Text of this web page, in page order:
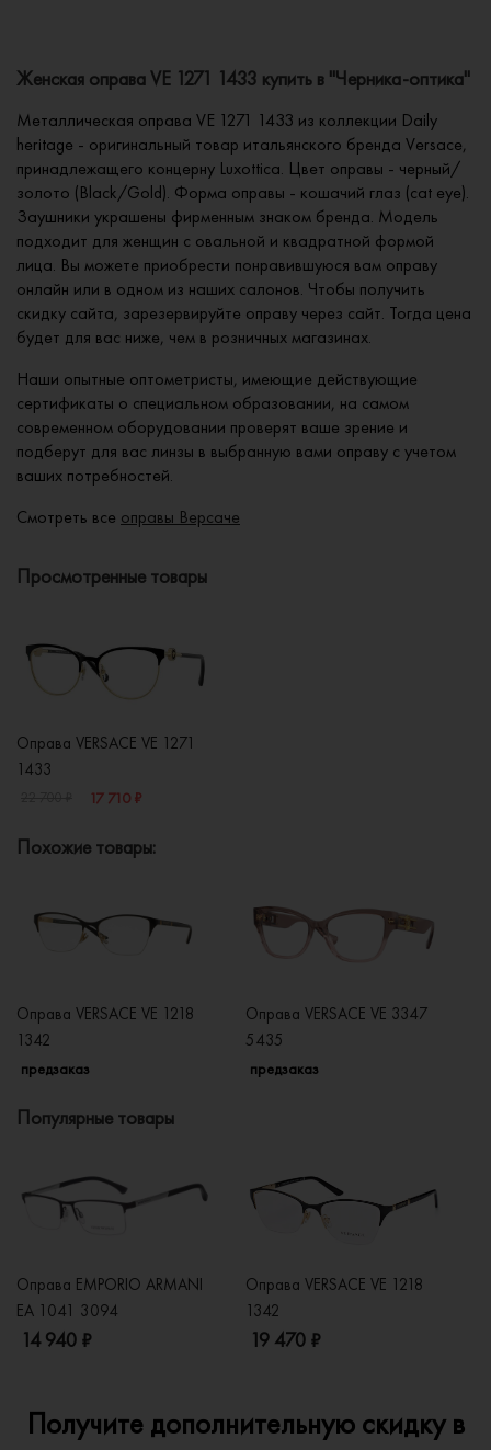
Женская оправа VE 1271 1433 купить в "Черника-оптика"
Металлическая оправа VE 1271 1433 из коллекции Daily
heritage - оригинальный товар итальянского бренда Versace,
принадлежащего концерну Luxottica. Цвет оправы - черный/
золото (Black/Gold). Форма оправы - кошачий глаз (cat eye).
Заушники украшены фирменным знаком бренда. Модель
подходит для женщин с овальной и квадратной формой
лица. Вы можете приобрести понравившуюся вам оправу
онлайн или в одном из наших салонов. Чтобы получить
скидку сайта, зарезервируйте оправу через сайт. Тогда цена
будет для вас ниже, чем в розничных магазинах.
Наши опытные оптометристы, имеющие действующие
сертификаты о специальном образовании, на самом
современном оборудовании проверят ваше зрение и
подберут для вас линзы в выбранную вами оправу с учетом
ваших потребностей.
Смотреть все оправы Версаче
Просмотренные товары
Оправа VERSACE VE 1271
1433
17 710 ₽
Похожие товары:
Оправа VERSACE VE 1218
1342
предзаказ
Оправа VERSACE VE 3347
5435
предзаказ
Популярные товары
Оправа EMPORIO ARMANI
EA 1041 3094
14 940 ₽
Оправа VERSACE VE 1218
1342
19 470 ₽
Получите дополнительную скидку в